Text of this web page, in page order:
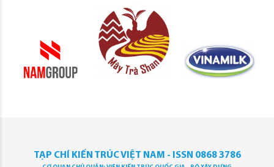
TẠP CHÍ KIẾN TRÚC VIỆT NAM - ISSN 0868 3786